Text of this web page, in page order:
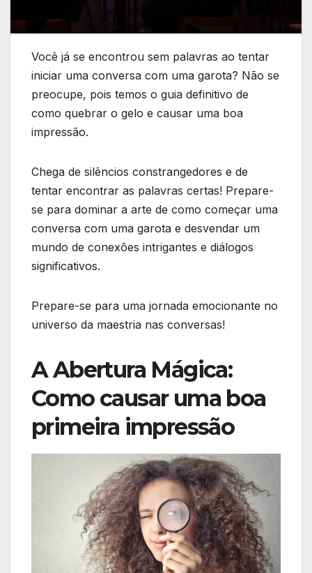
Você já se encontrou sem palavras ao tentar
iniciar uma conversa com uma garota? Não se
preocupe, pois temos o guia definitivo de
como quebrar o gelo e causar uma boa
impressão.
Chega de silêncios constrangedores e de
tentar encontrar as palavras certas! Prepare-
se para dominar a arte de como começar uma
conversa com uma garota e desvendar um
mundo de conexões intrigantes e diálogos
significativos.
Prepare-se para uma jornada emocionante no
universo da maestria nas conversas!
A Abertura Mágica:
Como causar uma boa
primeira impressão